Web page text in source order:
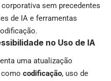
sem precedentes
de IA e ferramentas
no Uso de IA
uma atualização
codificação, uso de